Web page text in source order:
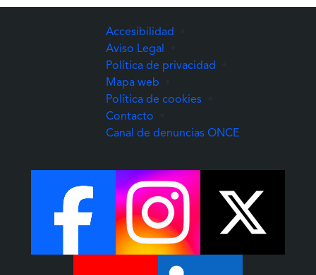
Accesibilidad
Aviso Legal
Política de privacidad
Mapa web
Política de cookies
Contacto
Canal de denuncias ONCE(Abre una